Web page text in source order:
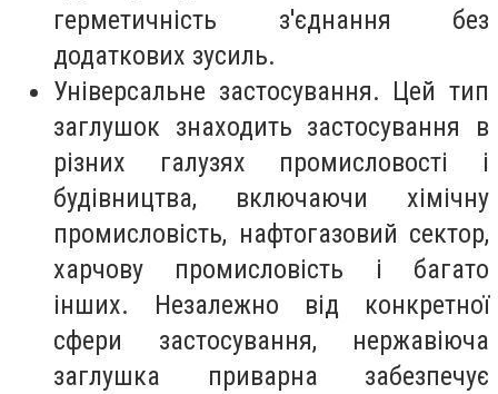
герметичність з'єднання без
додаткових зусиль.
Універсальне застосування. Цей тип
заглушок знаходить застосування в
різних галузях промисловості і
будівництва, включаючи хімічну
промисловість, нафтогазовий сектор,
харчову промисловість і багато
інших. Незалежно від конкретної
сфери застосування, нержавіюча
заглушка приварна забезпечує